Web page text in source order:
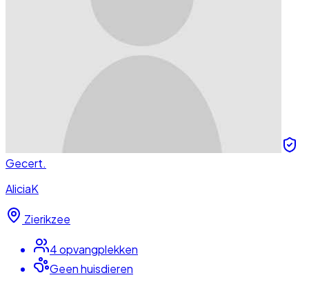
Gecert.
AliciaK
Zierikzee
4opvangplekken
Geen huisdieren